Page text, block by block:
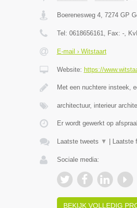
Boerenesweg 4, 7274 GP
Tel: 0618656161, Fax: -,
E-mail › Witstaart
Website: https://
Met een nuchtere insteek,
architectuur, interieur
Er wordt gewerkt op
Laatste tweets ▼ Laatste
Sociale media:
BEKIJK VOLLEDIG